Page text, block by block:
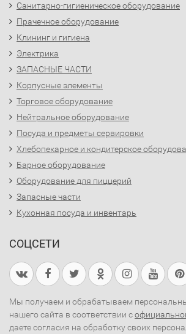
Санитарно-гигиеническое оборудование
Прачечное оборудование
Клининг и гигиена
Электрика
ЗАПАСНЫЕ ЧАСТИ
Корпусные элементы
Торговое оборудование
Нейтральное оборудование
Посуда и предметы сервировки
Хлебопекарное и кондитерское
Барное оборудование
Оборудование для пиццерий
Запасные части
Кухонная посуда и инвентарь
СОЦСЕТИ
Мы получаем и обрабатываем
нашего сайта в соответствии с
даете согласия на обработку своих